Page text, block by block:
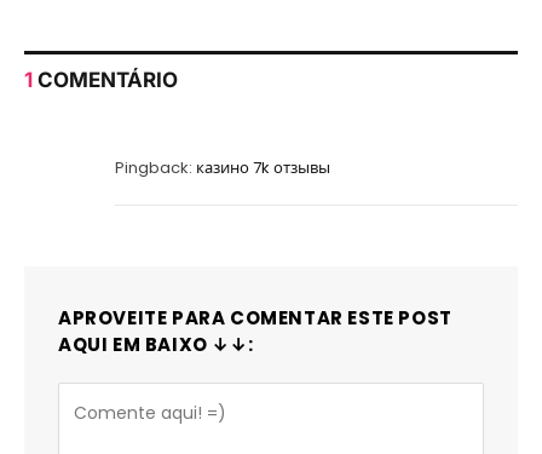
1 COMENTÁRIO
Pingback: казино 7k отзывы
APROVEITE PARA COMENTAR ESTE POST
AQUI EM BAIXO ↓↓: